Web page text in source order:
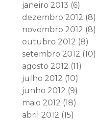
janeiro 2013 (6)
dezembro 2012 (8)
novembro 2012 (8)
outubro 2012 (8)
setembro 2012 (10)
agosto 2012 (11)
julho 2012 (10)
junho 2012 (9)
maio 2012 (18)
abril 2012 (15)